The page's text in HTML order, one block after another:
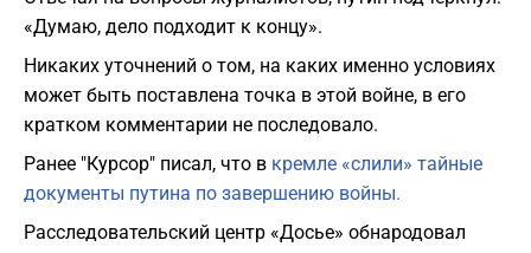
«Думаю, дело подходит к концу».
Никаких уточнений о том, на каких именно условиях
может быть поставлена точка в этой войне, в его
кратком комментарии не последовало.
Ранее "Курсор" писал, что в кремле «слили» тайные
документы путина по завершению войны.
Расследовательский центр «Досье» обнародовал